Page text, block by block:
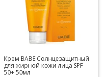
Крем BABE Солнцезащитный
для жирной кожи лица SPF
50+ 50мл